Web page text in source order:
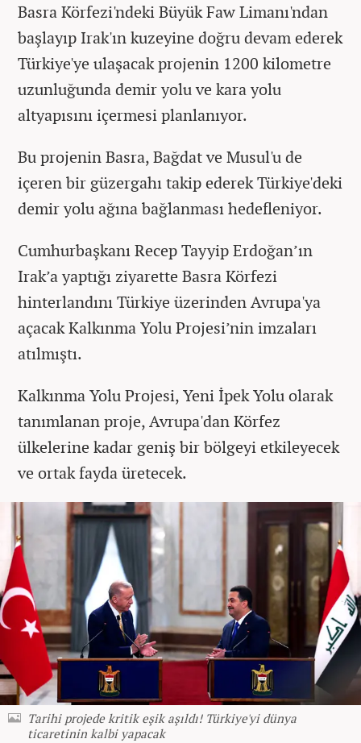
Basra Körfezi'ndeki Büyük Faw Limanı'ndan
başlayıp Irak'ın kuzeyine doğru devam ederek
Türkiye'ye ulaşacak projenin 1200 kilometre
uzunluğunda demir yolu ve kara yolu
altyapısını içermesi planlanıyor.
Bu projenin Basra, Bağdat ve Musul'u de
içeren bir güzergahı takip ederek Türkiye'deki
demir yolu ağına bağlanması hedefleniyor.
Cumhurbaşkanı Recep Tayyip Erdoğan’ın
Irak’a yaptığı ziyarette Basra Körfezi
hinterlandını Türkiye üzerinden Avrupa'ya
açacak Kalkınma Yolu Projesi’nin imzaları
atılmıştı.
Kalkınma Yolu Projesi, Yeni İpek Yolu olarak
tanımlanan proje, Avrupa'dan Körfez
ülkelerine kadar geniş bir bölgeyi etkileyecek
ve ortak fayda üretecek.
Tarihi projede kritik eşik aşıldı! Türkiye'yi dünya
ticaretinin kalbi yapacak